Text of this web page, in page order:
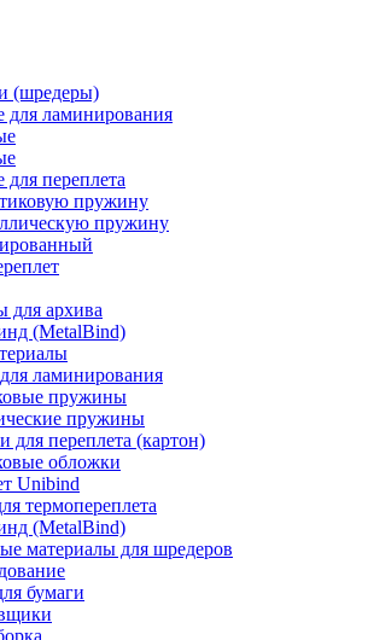
(шредеры)
для ламинирования
переплета
пружину
пружину
архива
(MetalBind)
ламинирования
пружины
пружины
для переплета (картон)
обложки
Unibind
термопереплета
(MetalBind)
материалы для шредеров
бумаги